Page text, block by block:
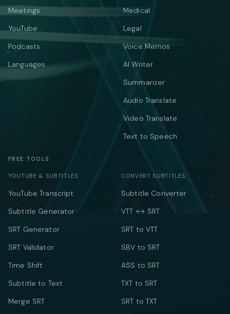
Meetings
YouTube
Podcasts
Languages
Medical
Legal
Voice Memos
AI Writer
Summarizer
Audio Translate
Video Translate
Text to Speech
FREE TOOLS
YOUTUBE & SUBTITLES
YouTube Transcript
Subtitle Generator
SRT Generator
SRT Validator
Time Shift
Subtitle to Text
Merge SRT
CONVERT SUBTITLES
Subtitle Converter
VTT ↔ SRT
SRT to VTT
SBV to SRT
ASS to SRT
TXT to SRT
SRT to TXT